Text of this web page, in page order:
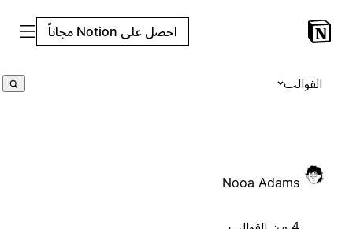
احصل على Notion مجاناً
القوالب
Nooa Adams